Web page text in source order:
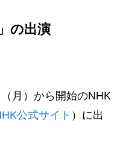
の出演
月）から開始のNHK
公式サイト ）に出